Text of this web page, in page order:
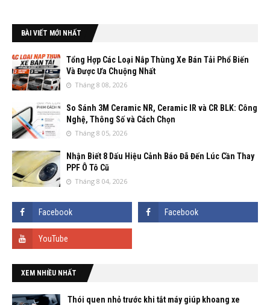
BÀI VIẾT MỚI NHẤT
Tổng Hợp Các Loại Nắp Thùng Xe Bán Tải Phổ Biến
Và Được Ưa Chuộng Nhất
Tháng 8 08, 2026
So Sánh 3M Ceramic NR, Ceramic IR và CR BLK: Công
Nghệ, Thông Số và Cách Chọn
Tháng 8 05, 2026
Nhận Biết 8 Dấu Hiệu Cảnh Báo Đã Đến Lúc Cần Thay
PPF Ô Tô Cũ
Tháng 8 04, 2026
XEM NHIỀU NHẤT
Thói quen nhỏ trước khi tắt máy giúp khoang xe